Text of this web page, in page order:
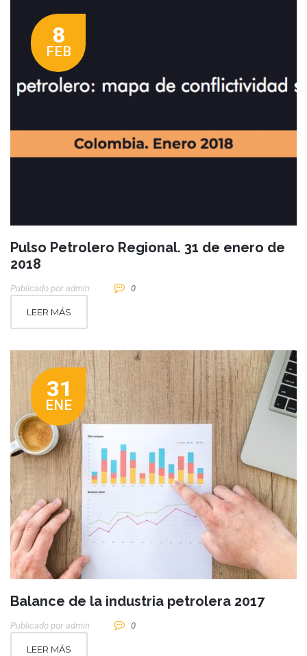
8
FEB
Pulso Petrolero Regional. 31 de enero de
2018
Publicado por Admin 0
LEER MÁS
31
ENE
Balance de la industria petrolera 2017
Publicado por Admin 0
LEER MÁS